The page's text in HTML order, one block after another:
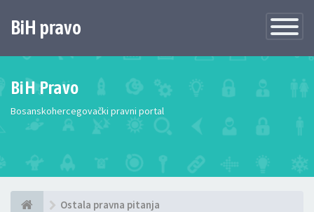
Toggle
BiH pravo
BiH Pravo
Bosanskohercegovački pravni portal
Ostala pravna pitanja